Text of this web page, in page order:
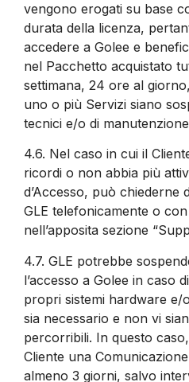
vengono erogati su base
durata della licenza,
accedere a Golee e
nel Pacchetto acquistato
settimana, 24 ore al
uno o più Servizi siano
tecnici e/o di
4.6. Nel caso in cui il
ricordi o non abbia più
d’Accesso, può chiederne
GLE telefonicamente o
nell’apposita sezione
4.7. GLE potrebbe
l’accesso a Golee in caso
propri sistemi hardware e/
sia necessario e non vi
percorribili. In questo
Cliente una
almeno 3 giorni, salvo